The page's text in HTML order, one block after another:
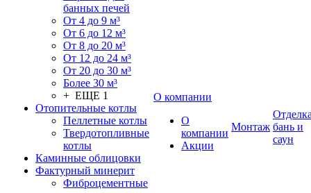
банных печей
От 4 до 9 м³
От 6 до 12 м³
От 8 до 20 м³
От 12 до 24 м³
От 20 до 30 м³
Более 30 м³
+ ЕЩЕ 1
Отопительные котлы
Пеллетные котлы
Твердотопливные
котлы
Каминные облицовки
Фактурный минерит
Фиброцементные
О компании
О
компании
Акции
Монтаж бань и
саун